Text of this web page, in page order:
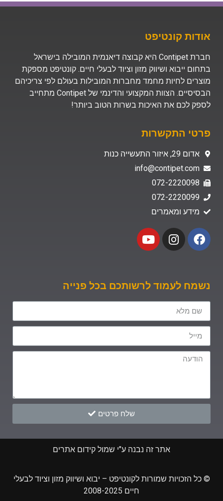
אודות קונטיפט
חברת Contipet היא קבוצה דיאנמית המובילה בישראל
בתחום ייבוא ושיווק מזון וציוד לבעלי חיים. קונטיפט מספקת
מוצרים לחיות מחמד מחברות המובילות בעולם לפי צריכיהם
הבסיסיים. הצוות המקצועי והדינמי של Contipet מתחייב
לספק לכם את האיכות בשרות הטוב ביותר!
פרטי התקשרות
אדום 29, איזור התעשייה כנות
info@contipet.com
072-2220098
072-2220099
מידע ומאמרים
נשמח לעמוד לרשותכם בכל פנייה
שלח פרטים
אתר זה נבנה ע"י שמול קידום אתרים
© כל הזכויות שמורות לקונטיפט – יבוא ושיווק מזון וציוד לבעלי
חיים 2008-2025